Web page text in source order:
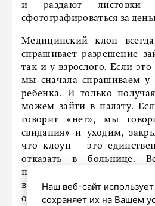
и раздают листовки
сфотографироваться за
Медицинский клон
спрашивает разрешение
так и у взрослого. Если это
мы сначала спрашиваем у
ребенка. И только
можем зайти в палату.
говорит «нет», мы
свидания» и уходим,
что клоун – это
отказать в больнице.
приходят с медсестрами
вам сейчас поставить
очень четкий протокол
Наш веб-сайт
сохраняет их на Вашем